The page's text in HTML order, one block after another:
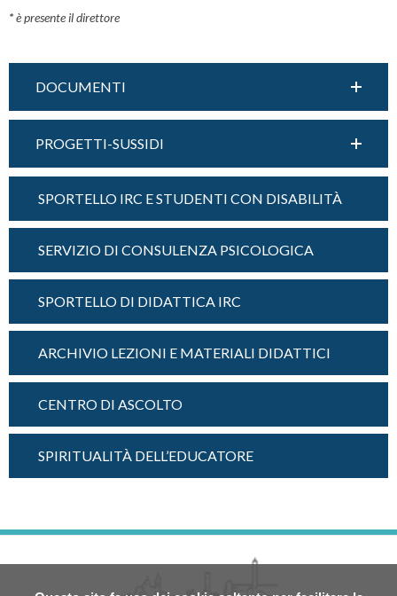
*è presente il direttore
DOCUMENTI
PROGETTI-SUSSIDI
SPORTELLO IRC E STUDENTI CON DISABILITÀ
SERVIZIO DI CONSULENZA PSICOLOGICA
SPORTELLO DI DIDATTICA IRC
ARCHIVIO LEZIONI E MATERIALI DIDATTICI
CENTRO DI ASCOLTO
SPIRITUALITÀ DELL’EDUCATORE